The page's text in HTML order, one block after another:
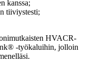
kanssa;
tiiviystesti;
HVACR-
-työkaluihin, jolloin